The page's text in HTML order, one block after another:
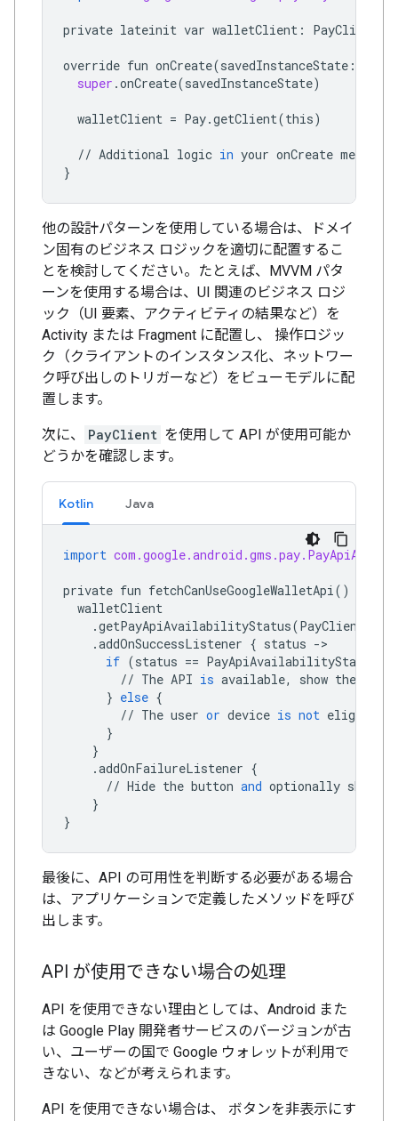
private lateinit var walletClient : PayClient
override fun onCreate(savedInstanceState :
super .onCreate(savedInstanceState)
walletClient = Pay.getClient(this)
// Additional logic in your onCreate method
}
他の設計パターンを使用している場合は、ドメイ
ン固有のビジネス ロジックを適切に配置するこ
とを検討してください。たとえば、MVVM パタ
ーンを使用する場合は、UI 関連のビジネス ロジ
ック（UI 要素、アクティビティの結果など）を
Activity または Fragment に配置し、 操作ロジッ
ク（クライアントのインスタンス化、ネットワー
ク呼び出しのトリガーなど）をビューモデルに配
置します。
次に、 PayClient を使用して API が使用可能か
どうかを確認します。
Kotlin Java
import
private fun fetchCanUseGoogleWalletApi()
walletClient
.getPayApiAvailabilityStatus(PayClient
.addOnSuccessListener { status ->
if (status == PayApiAvailabilityStatus
// The API is available, show the
} else {
// The user or device is not eligible
}
}
.addOnFailureListener {
// Hide the button and optionally show
}
}
最後に、API の可用性を判断する必要がある場合
は、アプリケーションで定義したメソッドを呼び
出します。
API が使用できない場合の処理
API を使用できない理由としては、Android また
は Google Play 開発者サービスのバージョンが古
い、ユーザーの国で Google ウォレットが利用で
きない、などが考えられます。
API を使用できない場合は、 ボタンを非表示にす